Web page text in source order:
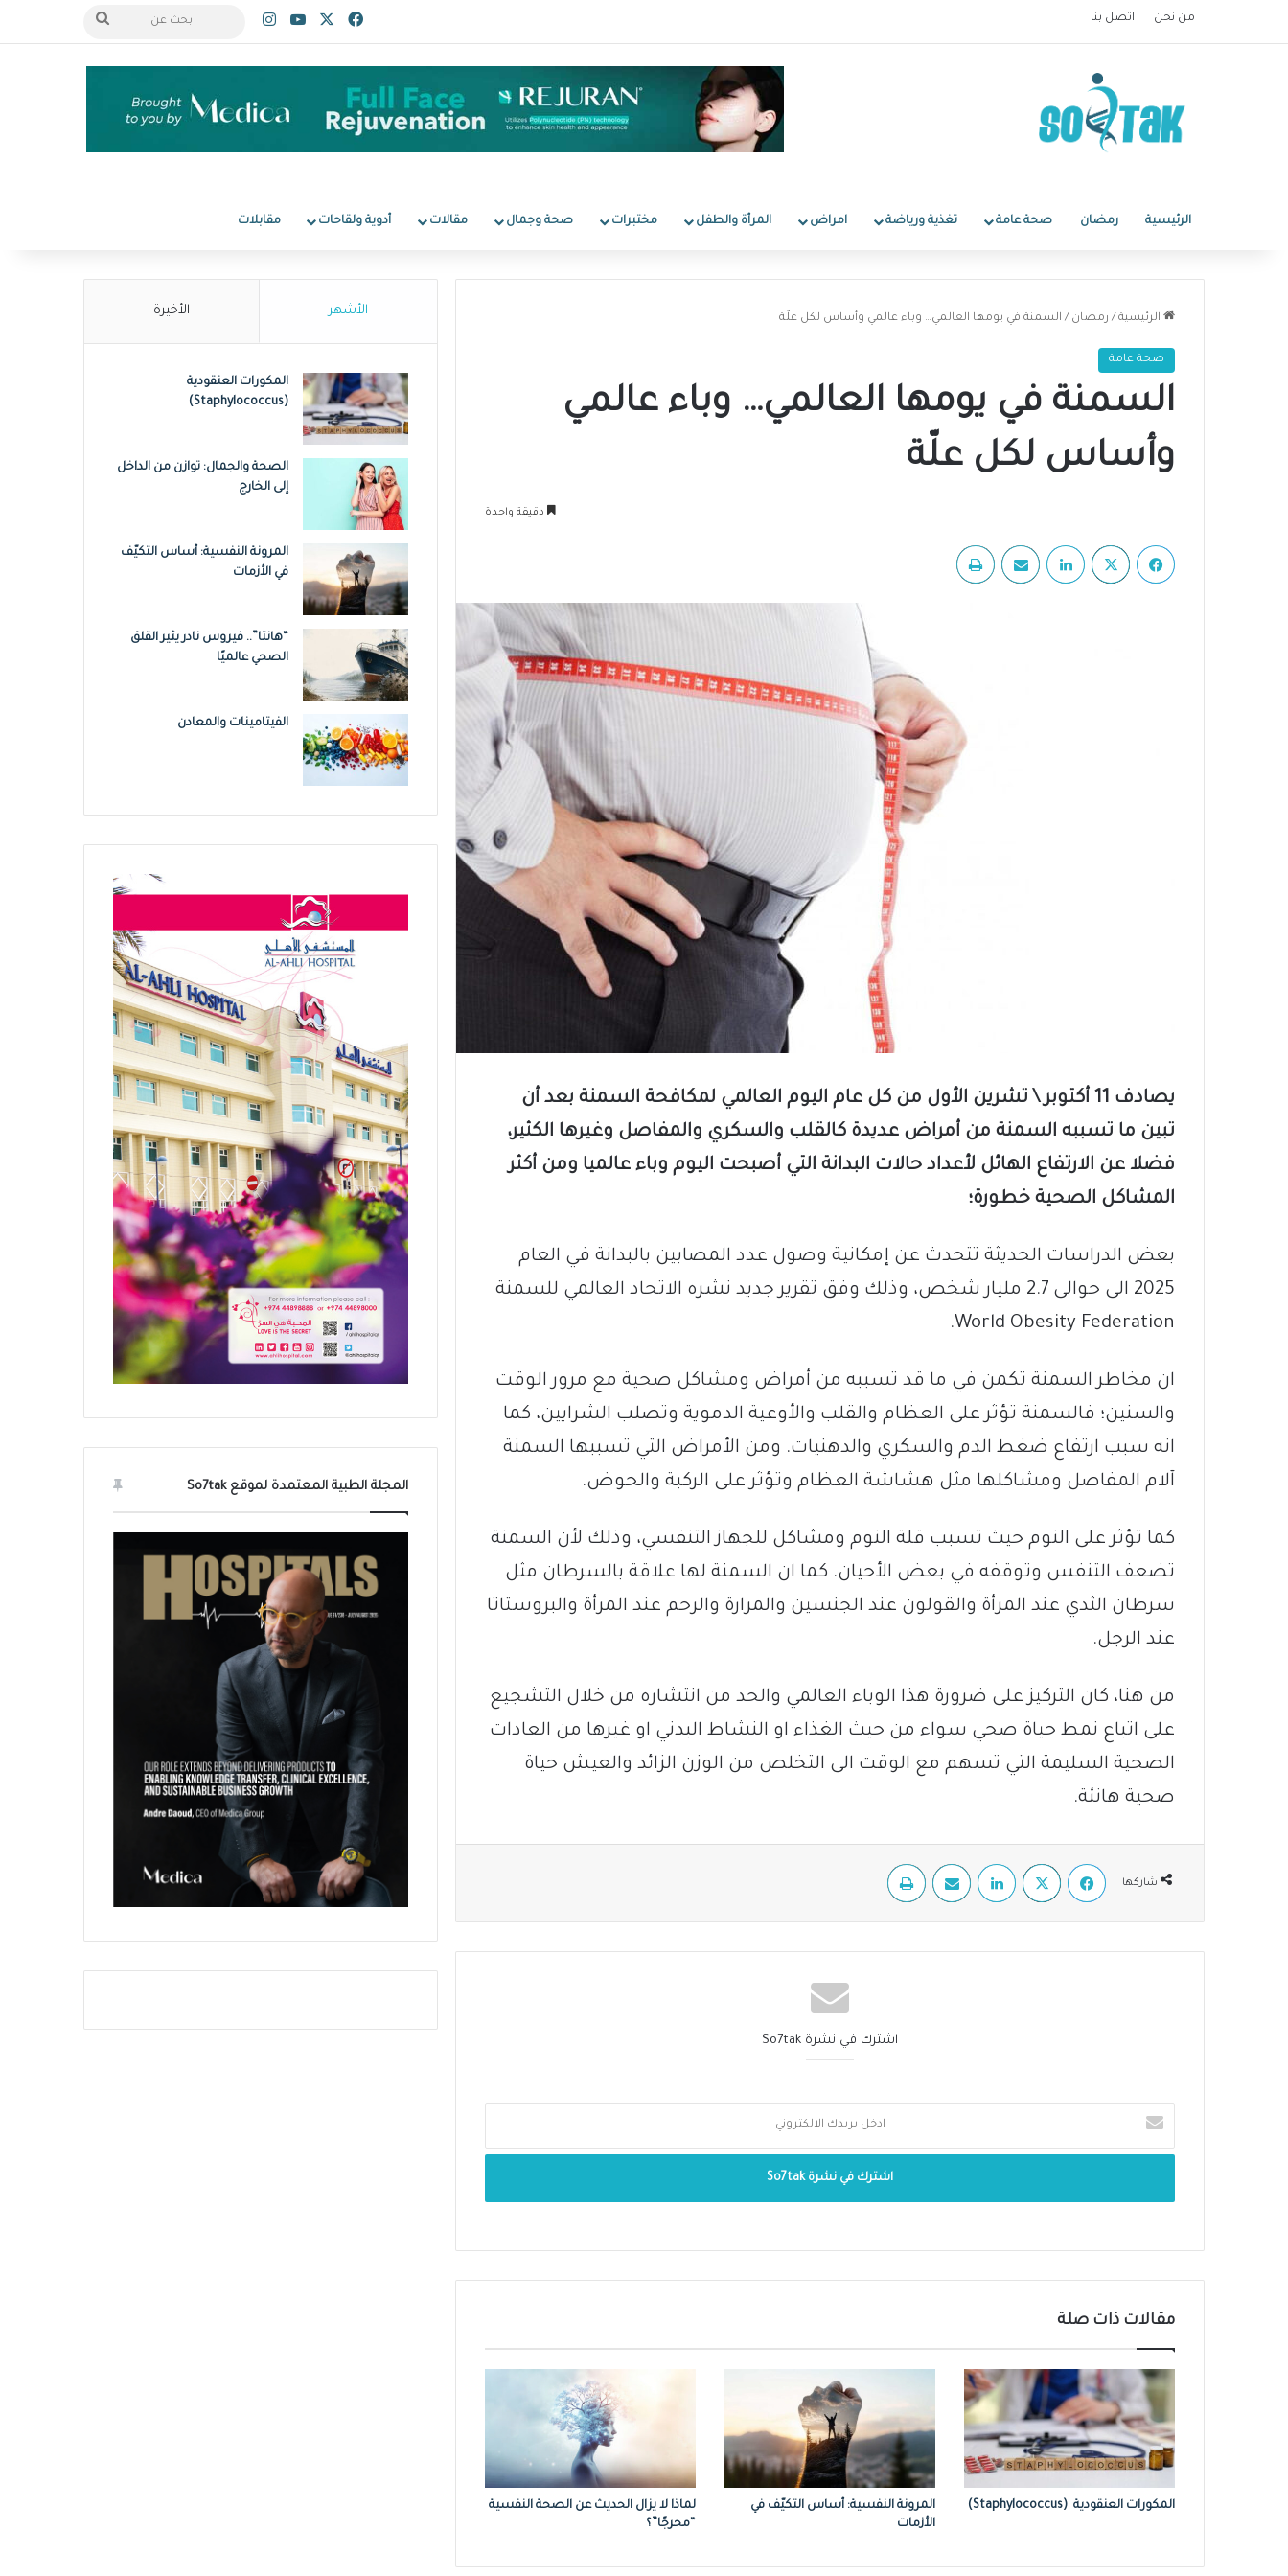
من نحن اتصل بنا فيسبوك‫YouTubeانستقرام بحث
الرئيسية رمضان صحة عامة تغذية ورياضة امراض المرأة والطفل مختبرات صحة وجمال مقالات أدوية ولقاحات مقابلات
الرئيسية / رمضان / السمنة في يومها العالمي… وباء عالمي وأساس لكل علّة
صحة عامة
السمنة في يومها العالمي… وباء عالمي
وأساس لكل علّة
دقيقة واحدة
فيسبوك لينكدإن مشاركة عبر البريد
يصادف 11 أكتوبر \ تشرين الأول من كل عام اليوم العالمي لمكافحة السمنة بعد أن
تبين ما تسببه السمنة من أمراض عديدة كالقلب والسكري والمفاصل وغيرها الكثير،
فضلا عن الارتفاع الهائل لأعداد حالات البدانة التي أصبحت اليوم وباء عالميا ومن أكثر
المشاكل الصحية خطورة؛
بعض الدراسات الحديثة تتحدث عن إمكانية وصول عدد المصابين بالبدانة في العام
2025 الى حوالى 2.7 مليار شخص، وذلك وفق تقرير جديد نشره الاتحاد العالمي للسمنة
World Obesity Federation.
ان مخاطر السمنة تكمن في ما قد تسببه من أمراض ومشاكل صحية مع مرور الوقت
والسنين؛ فالسمنة تؤثر على العظام والقلب والأوعية الدموية وتصلب الشرايين، كما
انه سبب ارتفاع ضغط الدم والسكري والدهنيات. ومن الأمراض التي تسببها السمنة
آلام المفاصل ومشاكلها مثل هشاشة العظام وتؤثر على الركبة والحوض.
كما تؤثر على النوم حيث تسبب قلة النوم ومشاكل للجهاز التنفسي، وذلك لأن السمنة
تضعف التنفس وتوقفه في بعض الأحيان. كما ان السمنة لها علاقة بالسرطان مثل
سرطان الثدي عند المرأة والقولون عند الجنسين والمرارة والرحم عند المرأة والبروستاتا
عند الرجل.
من هنا، كان التركيز على ضرورة هذا الوباء العالمي والحد من انتشاره من خلال التشجيع
على اتباع نمط حياة صحي سواء من حيث الغذاء او النشاط البدني او غيرها من العادات
الصحية السليمة التي تسهم مع الوقت الى التخلص من الوزن الزائد والعيش حياة
صحية هانئة.
شاركها
فيسبوك لينكدإن مشاركة عبر البريد
اشترك في نشرة So7tak
مقالات ذات صلة
المكورات العنقودية (Staphylococcus)
المرونة النفسية: أساس التكيّف في
الأزمات
لماذا لا يزال الحديث عن الصحة النفسية
“محرجًا”؟
الأشهر الأخيرة
المكورات العنقودية
(Staphylococcus)
الصحة والجمال: توازن من الداخل
إلى الخارج
المرونة النفسية: أساس التكيّف
في الأزمات
“هانتا”.. فيروس نادر يثير القلق
الصحي عالميًا
الفيتامينات والمعادن
المجلة الطبية المعتمدة لموقع So7tak